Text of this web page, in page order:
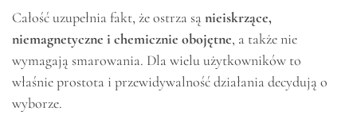
Całość uzupełnia fakt, że ostrza sąnieiskrzące,
niemagnetyczne i chemicznie obojętne, a także nie
wymagają smarowania. Dla wielu użytkowników to
właśnie prostota i przewidywalność działania decydują o
wyborze.